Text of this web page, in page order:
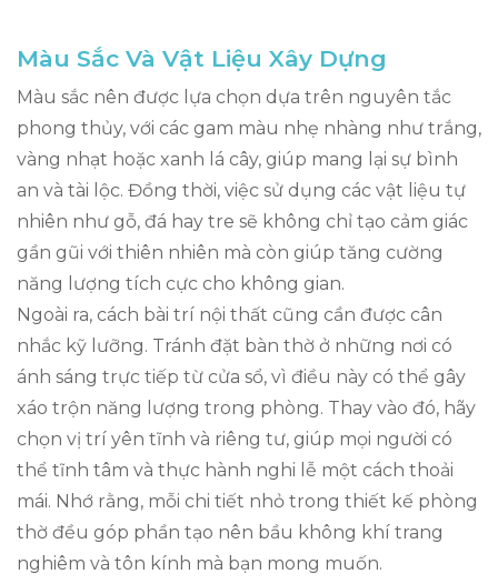
Màu Sắc Và Vật Liệu Xây Dựng
Màu sắc nên được lựa chọn dựa trên nguyên tắc
phong thủy, với các gam màu nhẹ nhàng như trắng,
vàng nhạt hoặc xanh lá cây, giúp mang lại sự bình
an và tài lộc. Đồng thời, việc sử dụng các vật liệu tự
nhiên như gỗ, đá hay tre sẽ không chỉ tạo cảm giác
gần gũi với thiên nhiên mà còn giúp tăng cường
năng lượng tích cực cho không gian.
Ngoài ra, cách bài trí nội thất cũng cần được cân
nhắc kỹ lưỡng. Tránh đặt bàn thờ ở những nơi có
ánh sáng trực tiếp từ cửa sổ, vì điều này có thể gây
xáo trộn năng lượng trong phòng. Thay vào đó, hãy
chọn vị trí yên tĩnh và riêng tư, giúp mọi người có
thể tĩnh tâm và thực hành nghi lễ một cách thoải
mái. Nhớ rằng, mỗi chi tiết nhỏ trong thiết kế phòng
thờ đều góp phần tạo nên bầu không khí trang
nghiêm và tôn kính mà bạn mong muốn.